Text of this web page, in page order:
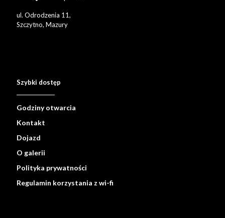
ul. Odrodzenia 11,
Szczytno, Mazury
Szybki dostęp
Godziny otwarcia
Kontakt
Dojazd
O galerii
Polityka prywatności
Regulamin korzystania z wi-fi